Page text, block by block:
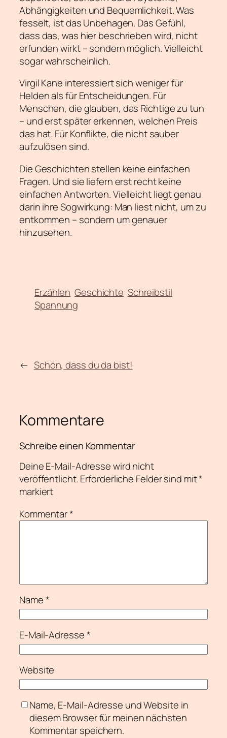
Abhängigkeiten und Bequemlichkeit. Was
fesselt, ist das Unbehagen. Das Gefühl,
dass das, was hier beschrieben wird, nicht
erfunden wirkt – sondern möglich. Vielleicht
sogar wahrscheinlich.
Virgil Kane interessiert sich weniger für
Helden als für Entscheidungen. Für
Menschen, die glauben, das Richtige zu tun
– und erst später erkennen, welchen Preis
das hat. Für Konflikte, die nicht sauber
aufzulösen sind.
Die Geschichten stellen keine einfachen
Fragen. Und sie liefern erst recht keine
einfachen Antworten. Vielleicht liegt genau
darin ihre Sogwirkung: Man liest nicht, um zu
entkommen – sondern um genauer
hinzusehen.
Erzählen Geschichte Schreibstil
Spannung
← Schön, dass du da bist!
Kommentare
Schreibe einen Kommentar
Deine E-Mail-Adresse wird nicht
veröffentlicht.Erforderliche Felder sind mit*
markiert
Kommentar*
Name*
E-Mail-Adresse*
Website
Name, E-Mail-Adresse und Website in
diesem Browser für meinen nächsten
Kommentar speichern.